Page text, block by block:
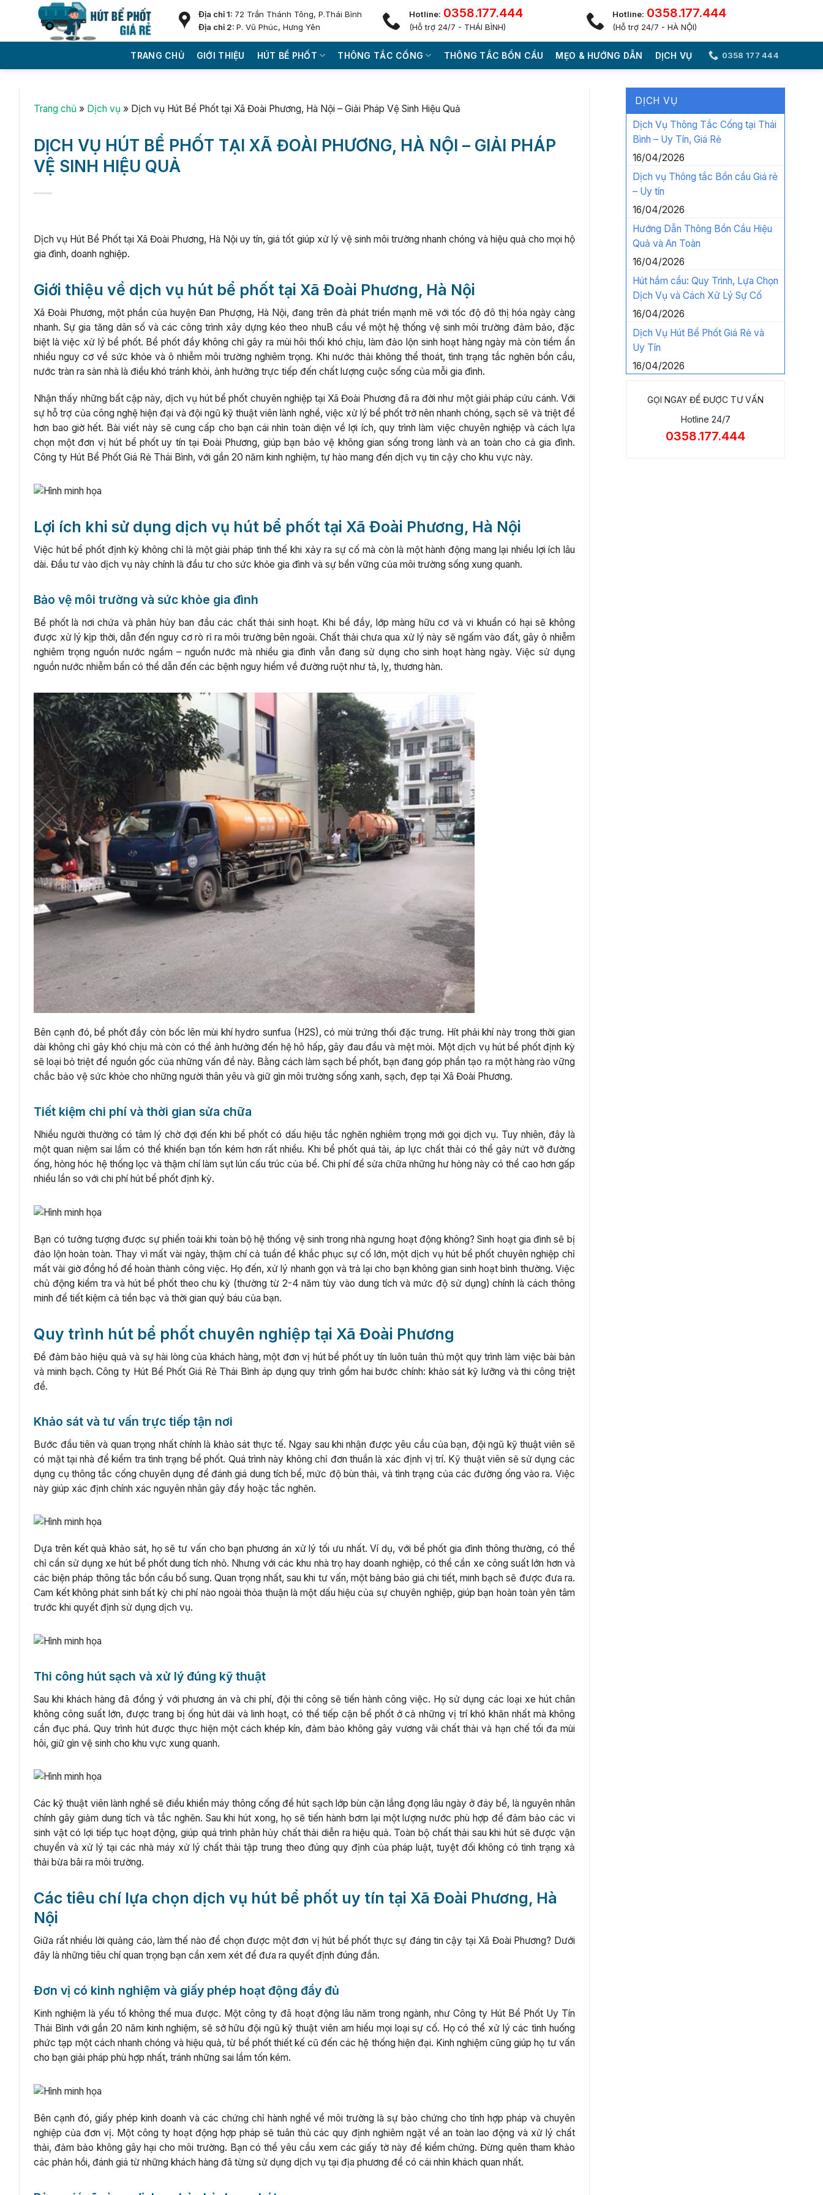
Địa chỉ 1: 72 Trần Thánh Tông, P.Thái Bình
Địa chỉ 2:P. Vũ Phúc, Hưng Yên
Hotline: 0358.177.444
(Hỗ trợ 24/7 - THÁI BÌNH)
Hotline: 0358.177.444
(Hỗ trợ 24/7 - HÀ NỘI)
TRANG CHỦ GIỚI THIỆU HÚT BỂ PHỐT THÔNG TẮC CỐNG THÔNG TẮC BỒN CẦU MẸO & HƯỚNG DẪN DỊCH VỤ 0358 177 444
Trang chủ » Dịch vụ » Dịch vụ Hút Bể Phốt tại Xã Đoài Phương, Hà Nội – Giải Pháp Vệ Sinh Hiệu Quả
DỊCH VỤ HÚT BỂ PHỐT TẠI XÃ ĐOÀI PHƯƠNG, HÀ NỘI – GIẢI PHÁP
VỆ SINH HIỆU QUẢ
Dịch vụ Hút Bể Phốt tại Xã Đoài Phương, Hà Nội uy tín, giá tốt giúp xử lý vệ sinh môi trường nhanh chóng và hiệu quả cho mọi hộ
gia đình, doanh nghiệp.
Giới thiệu về dịch vụ hút bể phốt tại Xã Đoài Phương, Hà Nội
Xã Đoài Phương, một phần của huyện Đan Phượng, Hà Nội, đang trên đà phát triển mạnh mẽ với tốc độ đô thị hóa ngày càng
nhanh. Sự gia tăng dân số và các công trình xây dựng kéo theo nhuB cầu về một hệ thống vệ sinh môi trường đảm bảo, đặc
biệt là việc xử lý bể phốt. Bể phốt đầy không chỉ gây ra mùi hôi thối khó chịu, làm đảo lộn sinh hoạt hàng ngày mà còn tiềm ẩn
nhiều nguy cơ về sức khỏe và ô nhiễm môi trường nghiêm trọng. Khi nước thải không thể thoát, tình trạng tắc nghẽn bồn cầu,
nước tràn ra sàn nhà là điều khó tránh khỏi, ảnh hưởng trực tiếp đến chất lượng cuộc sống của mỗi gia đình.
Nhận thấy những bất cập này, dịch vụ hút bể phốt chuyên nghiệp tại Xã Đoài Phương đã ra đời như một giải pháp cứu cánh. Với
sự hỗ trợ của công nghệ hiện đại và đội ngũ kỹ thuật viên lành nghề, việc xử lý bể phốt trở nên nhanh chóng, sạch sẽ và triệt để
hơn bao giờ hết. Bài viết này sẽ cung cấp cho bạn cái nhìn toàn diện về lợi ích, quy trình làm việc chuyên nghiệp và cách lựa
chọn một đơn vị hút bể phốt uy tín tại Đoài Phương, giúp bạn bảo vệ không gian sống trong lành và an toàn cho cả gia đình.
Công ty Hút Bể Phốt Giá Rẻ Thái Bình, với gần 20 năm kinh nghiệm, tự hào mang đến dịch vụ tin cậy cho khu vực này.
Lợi ích khi sử dụng dịch vụ hút bể phốt tại Xã Đoài Phương, Hà Nội
Việc hút bể phốt định kỳ không chỉ là một giải pháp tình thế khi xảy ra sự cố mà còn là một hành động mang lại nhiều lợi ích lâu
dài. Đầu tư vào dịch vụ này chính là đầu tư cho sức khỏe gia đình và sự bền vững của môi trường sống xung quanh.
Bảo vệ môi trường và sức khỏe gia đình
Bể phốt là nơi chứa và phân hủy ban đầu các chất thải sinh hoạt. Khi bể đầy, lớp màng hữu cơ và vi khuẩn có hại sẽ không
được xử lý kịp thời, dẫn đến nguy cơ rò rỉ ra môi trường bên ngoài. Chất thải chưa qua xử lý này sẽ ngấm vào đất, gây ô nhiễm
nghiêm trọng nguồn nước ngầm – nguồn nước mà nhiều gia đình vẫn đang sử dụng cho sinh hoạt hàng ngày. Việc sử dụng
nguồn nước nhiễm bẩn có thể dẫn đến các bệnh nguy hiểm về đường ruột như tả, lỵ, thương hàn.
Bên cạnh đó, bể phốt đầy còn bốc lên mùi khí hydro sunfua (H2S), có mùi trứng thối đặc trưng. Hít phải khí này trong thời gian
dài không chỉ gây khó chịu mà còn có thể ảnh hưởng đến hệ hô hấp, gây đau đầu và mệt mỏi. Một dịch vụ hút bể phốt định kỳ
sẽ loại bỏ triệt để nguồn gốc của những vấn đề này. Bằng cách làm sạch bể phốt, bạn đang góp phần tạo ra một hàng rào vững
chắc bảo vệ sức khỏe cho những người thân yêu và giữ gìn môi trường sống xanh, sạch, đẹp tại Xã Đoài Phương.
Tiết kiệm chi phí và thời gian sửa chữa
Nhiều người thường có tâm lý chờ đợi đến khi bể phốt có dấu hiệu tắc nghẽn nghiêm trọng mới gọi dịch vụ. Tuy nhiên, đây là
một quan niệm sai lầm có thể khiến bạn tốn kém hơn rất nhiều. Khi bể phốt quá tải, áp lực chất thải có thể gây nứt vỡ đường
ống, hỏng hóc hệ thống lọc và thậm chí làm sụt lún cấu trúc của bể. Chi phí để sửa chữa những hư hỏng này có thể cao hơn gấp
nhiều lần so với chi phí hút bể phốt định kỳ.
Bạn có tưởng tượng được sự phiền toái khi toàn bộ hệ thống vệ sinh trong nhà ngưng hoạt động không? Sinh hoạt gia đình sẽ bị
đảo lộn hoàn toàn. Thay vì mất vài ngày, thậm chí cả tuần để khắc phục sự cố lớn, một dịch vụ hút bể phốt chuyên nghiệp chỉ
mất vài giờ đồng hồ để hoàn thành công việc. Họ đến, xử lý nhanh gọn và trả lại cho bạn không gian sinh hoạt bình thường. Việc
chủ động kiểm tra và hút bể phốt theo chu kỳ (thường từ 2-4 năm tùy vào dung tích và mức độ sử dụng) chính là cách thông
minh để tiết kiệm cả tiền bạc và thời gian quý báu của bạn.
Quy trình hút bể phốt chuyên nghiệp tại Xã Đoài Phương
Để đảm bảo hiệu quả và sự hài lòng của khách hàng, một đơn vị hút bể phốt uy tín luôn tuân thủ một quy trình làm việc bài bản
và minh bạch. Công ty Hút Bể Phốt Giá Rẻ Thái Bình áp dụng quy trình gồm hai bước chính: khảo sát kỹ lưỡng và thi công triệt
để.
Khảo sát và tư vấn trực tiếp tận nơi
Bước đầu tiên và quan trọng nhất chính là khảo sát thực tế. Ngay sau khi nhận được yêu cầu của bạn, đội ngũ kỹ thuật viên sẽ
có mặt tại nhà để kiểm tra tình trạng bể phốt. Quá trình này không chỉ đơn thuần là xác định vị trí. Kỹ thuật viên sẽ sử dụng các
dụng cụ thông tắc cống chuyên dụng để đánh giá dung tích bể, mức độ bùn thải, và tình trạng của các đường ống vào ra. Việc
này giúp xác định chính xác nguyên nhân gây đầy hoặc tắc nghẽn.
Dựa trên kết quả khảo sát, họ sẽ tư vấn cho bạn phương án xử lý tối ưu nhất. Ví dụ, với bể phốt gia đình thông thường, có thể
chỉ cần sử dụng xe hút bể phốt dung tích nhỏ. Nhưng với các khu nhà trọ hay doanh nghiệp, có thể cần xe công suất lớn hơn và
các biện pháp thông tắc bồn cầu bổ sung. Quan trọng nhất, sau khi tư vấn, một bảng báo giá chi tiết, minh bạch sẽ được đưa ra.
Cam kết không phát sinh bất kỳ chi phí nào ngoài thỏa thuận là một dấu hiệu của sự chuyên nghiệp, giúp bạn hoàn toàn yên tâm
trước khi quyết định sử dụng dịch vụ.
Thi công hút sạch và xử lý đúng kỹ thuật
Sau khi khách hàng đã đồng ý với phương án và chi phí, đội thi công sẽ tiến hành công việc. Họ sử dụng các loại xe hút chân
không công suất lớn, được trang bị ống hút dài và linh hoạt, có thể tiếp cận bể phốt ở cả những vị trí khó khăn nhất mà không
cần đục phá. Quy trình hút được thực hiện một cách khép kín, đảm bảo không gây vương vãi chất thải và hạn chế tối đa mùi
hôi, giữ gìn vệ sinh cho khu vực xung quanh.
Các kỹ thuật viên lành nghề sẽ điều khiển máy thông cống để hút sạch lớp bùn cặn lắng đọng lâu ngày ở đáy bể, là nguyên nhân
chính gây giảm dung tích và tắc nghẽn. Sau khi hút xong, họ sẽ tiến hành bơm lại một lượng nước phù hợp để đảm bảo các vi
sinh vật có lợi tiếp tục hoạt động, giúp quá trình phân hủy chất thải diễn ra hiệu quả. Toàn bộ chất thải sau khi hút sẽ được vận
chuyển và xử lý tại các nhà máy xử lý chất thải tập trung theo đúng quy định của pháp luật, tuyệt đối không có tình trạng xả
thải bừa bãi ra môi trường.
Các tiêu chí lựa chọn dịch vụ hút bể phốt uy tín tại Xã Đoài Phương, Hà
Nội
Giữa rất nhiều lời quảng cáo, làm thế nào để chọn được một đơn vị hút bể phốt thực sự đáng tin cậy tại Xã Đoài Phương? Dưới
đây là những tiêu chí quan trọng bạn cần xem xét để đưa ra quyết định đúng đắn.
Đơn vị có kinh nghiệm và giấy phép hoạt động đầy đủ
Kinh nghiệm là yếu tố không thể mua được. Một công ty đã hoạt động lâu năm trong ngành, như Công ty Hút Bể Phốt Uy Tín
Thái Bình với gần 20 năm kinh nghiệm, sẽ sở hữu đội ngũ kỹ thuật viên am hiểu mọi loại sự cố. Họ có thể xử lý các tình huống
phức tạp một cách nhanh chóng và hiệu quả, từ bể phốt thiết kế cũ đến các hệ thống hiện đại. Kinh nghiệm cũng giúp họ tư vấn
cho bạn giải pháp phù hợp nhất, tránh những sai lầm tốn kém.
Bên cạnh đó, giấy phép kinh doanh và các chứng chỉ hành nghề về môi trường là sự bảo chứng cho tính hợp pháp và chuyên
nghiệp của đơn vị. Một công ty hoạt động hợp pháp sẽ tuân thủ các quy định nghiêm ngặt về an toàn lao động và xử lý chất
thải, đảm bảo không gây hại cho môi trường. Bạn có thể yêu cầu xem các giấy tờ này để kiểm chứng. Đừng quên tham khảo
các phản hồi, đánh giá từ những khách hàng đã từng sử dụng dịch vụ tại địa phương để có cái nhìn khách quan nhất.
DỊCH VỤ
Dịch Vụ Thông Tắc Cống tại Thái
Bình – Uy Tín, Giá Rẻ
16/04/2026
Dịch vụ Thông tắc Bồn cầu Giá rẻ
– Uy tín
16/04/2026
Hướng Dẫn Thông Bồn Cầu Hiệu
Quả và An Toàn
16/04/2026
Hút hầm cầu: Quy Trình, Lựa Chọn
Dịch Vụ và Cách Xử Lý Sự Cố
16/04/2026
Dịch Vụ Hút Bể Phốt Giá Rẻ và
Uy Tín
16/04/2026
GỌI NGAY ĐỂ ĐƯỢC TƯ VẤN
Hotline 24/7
0358.177.444